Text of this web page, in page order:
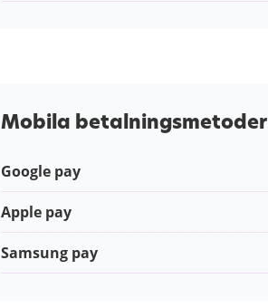
Mobila betalningsmetoder
Google pay
Apple pay
Samsung pay